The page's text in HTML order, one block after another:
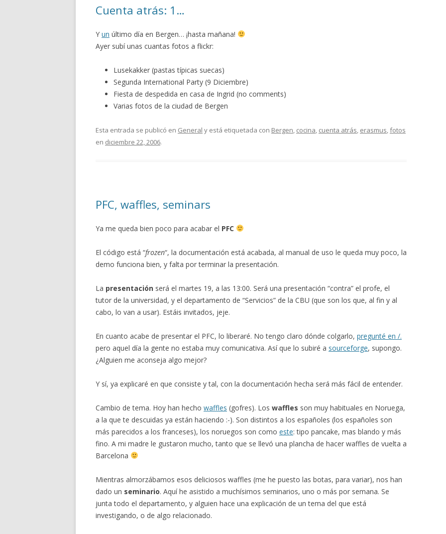
Cuenta atrás: 1…
Y un último día en Bergen… ¡hasta mañana!
Ayer subí unas cuantas fotos a flickr:
Lusekakker (pastas típicas suecas)
Segunda International Party (9 Diciembre)
Fiesta de despedida en casa de Ingrid (no comments)
Varias fotos de la ciudad de Bergen
Esta entrada se publicó en General y está etiquetada con Bergen, cocina, cuenta atrás, erasmus,fotos
en diciembre 22, 2006.
PFC, waffles, seminars
Ya me queda bien poco para acabar el PFC
El código está “frozen“, la documentación está acabada, al manual de uso le queda muy poco, la
demo funciona bien, y falta por terminar la presentación.
La presentación será el martes 19, a las 13:00. Será una presentación “contra” el profe, el
tutor de la universidad, y el departamento de “Servicios” de la CBU (que son los que, al fin y al
cabo, lo van a usar). Estáis invitados, jeje.
En cuanto acabe de presentar el PFC, lo liberaré. No tengo claro dónde colgarlo, pregunté en /.
pero aquel día la gente no estaba muy comunicativa. Así que lo subiré a sourceforge, supongo.
¿Alguien me aconseja algo mejor?
Y sí, ya explicaré en que consiste y tal, con la documentación hecha será más fácil de entender.
Cambio de tema. Hoy han hecho waffles (gofres). Los waffles son muy habituales en Noruega,
a la que te descuidas ya están haciendo :-). Son distintos a los españoles (los españoles son
más parecidos a los franceses), los noruegos son como este: tipo pancake, mas blando y más
fino. A mi madre le gustaron mucho, tanto que se llevó una plancha de hacer waffles de vuelta a
Barcelona
Mientras almorzábamos esos deliciosos waffles (me he puesto las botas, para variar), nos han
dado un seminario. Aquí he asistido a muchísimos seminarios, uno o más por semana. Se
junta todo el departamento, y alguien hace una explicación de un tema del que está
investigando, o de algo relacionado.